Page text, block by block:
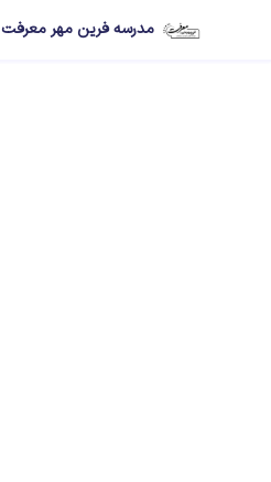
مدرسه فرین مهر معرفت